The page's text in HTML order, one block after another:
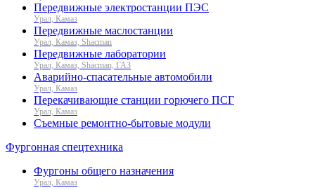
Передвижные электростанции ПЭС
Урал, Камаз
Передвижные маслостанции
Урал, Камаз, Shacman
Передвижные лаборатории
Урал, Камаз, Shacman, ГАЗ
Аварийно-спасательные автомобили
Урал, Камаз
Перекачивающие станции горючего ПСГ
Урал, Камаз
Съемные ремонтно-бытовые модули
Фургонная спецтехника
Фургоны общего назначения
Урал, Камаз